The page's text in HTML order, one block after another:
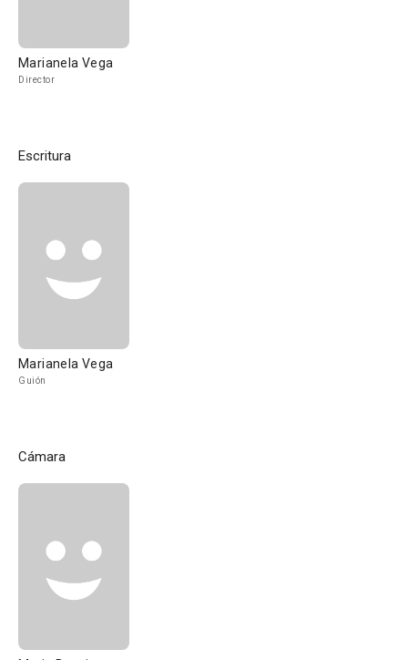
Marianela Vega
Director
Escritura
Marianela Vega
Guión
Cámara